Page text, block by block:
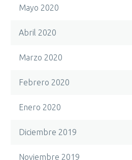
Mayo 2020
Abril 2020
Marzo 2020
Febrero 2020
Enero 2020
Diciembre 2019
Noviembre 2019